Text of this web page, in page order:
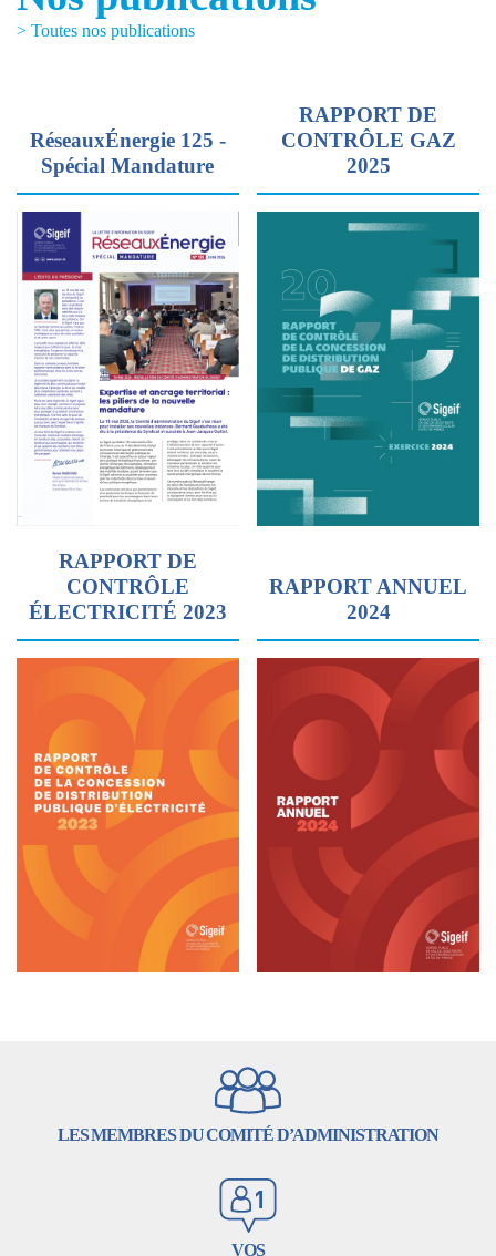
> Toutes nos publications
RéseauxÉnergie 125 -
Spécial Mandature
RAPPORT DE
CONTRÔLE GAZ
2025
RAPPORT DE
CONTRÔLE
ÉLECTRICITÉ 2023
RAPPORT ANNUEL
2024
LES MEMBRES DU COMITÉ D’ADMINISTRATION
VOS